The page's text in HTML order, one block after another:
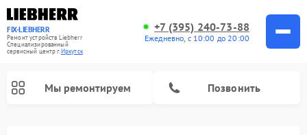
FIX-LIEBHERR
Ремонт устройств Liebherr
Специализированный
cервисный центр г.Иркутск
+7 (395) 240-73-88
Ежедневно, с 10:00 до 20:00
Мы ремонтируем Позвонить